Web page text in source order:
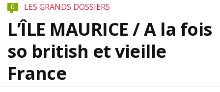
0 LES GRANDS DOSSIERS
L’ÎLE MAURICE / A la fois
so british et vieille
France